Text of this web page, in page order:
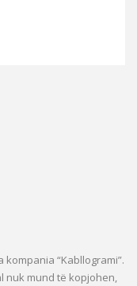
“Kabllogrami”.
nuk mund të kopjohen,